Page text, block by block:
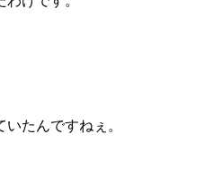
たんですねぇ。